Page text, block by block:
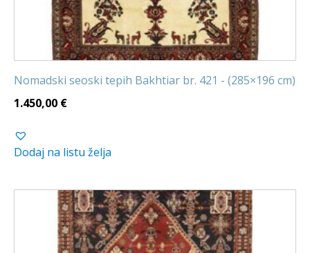
Nomadski seoski tepih Bakhtiar br. 421 - (285×196 cm)
1.450,00 €
Dodaj na listu želja